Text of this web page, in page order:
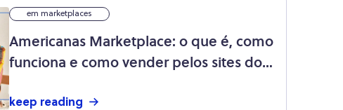
em marketplaces
Americanas Marketplace: o que é, como
funciona e como vender pelos sites do
keep reading